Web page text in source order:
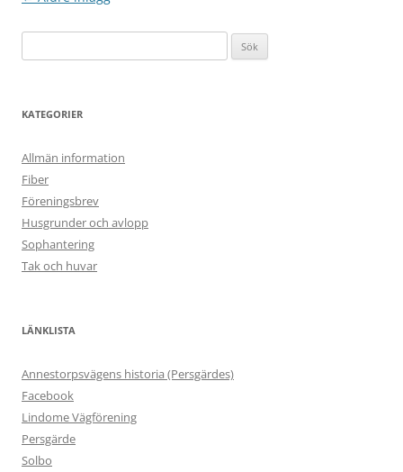
efter:
KATEGORIER
Allmän information
Fiber
Föreningsbrev
Husgrunder och avlopp
Sophantering
Tak och huvar
LÄNKLISTA
Annestorpsvägens historia (Persgärdes)
Facebook
Lindome Vägförening
Persgärde
Solbo